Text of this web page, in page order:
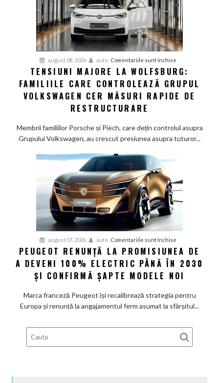
arată
un
studiu
recent
august 08, 2026 auto Comentariile sunt închise
Tensiuni
majore
la
care
măsuri
rapide
de
TENSIUNI MAJORE LA WOLFSBURG:
FAMILIILE CARE CONTROLEAZĂ GRUPUL
VOLKSWAGEN CER MĂSURI RAPIDE DE
RESTRUCTURARE
Membrii familiilor Porsche și Piëch, care dețin controlul asupra
Grupului Volkswagen, au crescut presiunea asupra tuturor...
august 07, 2026 auto Comentariile sunt închise
Peugeot
renunță
la
de
a
electric
până
PEUGEOT RENUNȚĂ LA PROMISIUNEA DE
A DEVENI 100% ELECTRIC PÂNĂ ÎN 2030
ȘI CONFIRMĂ ȘAPTE MODELE NOI
Marca franceză Peugeot își recalibrează strategia pentru
Europa și renunță la angajamentul ferm asumat la sfârșitul...